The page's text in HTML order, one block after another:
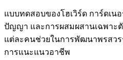
แบบทดสอบของโฮเวิร์ด การ์ดเน
ปัญญา และการผสมผสานเฉพาะ
แต่ละคนช่วยในการพัฒนาพรสวร
การแนะแนวอาชีพ